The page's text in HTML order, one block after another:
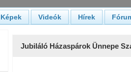
Képek Videók Hírek
Jubiláló Házaspárok Ünnepe